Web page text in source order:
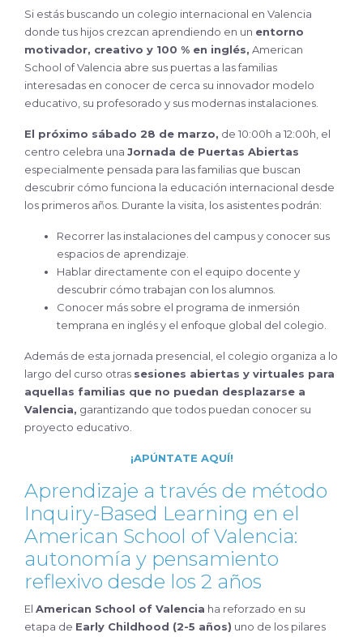
Si estás buscando un colegio internacional en Valencia
donde tus hijos crezcan aprendiendo en un entorno
motivador, creativo y 100 % en inglés, American
School of Valencia abre sus puertas a las familias
interesadas en conocer de cerca su innovador modelo
educativo, su profesorado y sus modernas instalaciones.
El próximo sábado 28 de marzo, de 10:00h a 12:00h, el
centro celebra una Jornada de Puertas Abiertas
especialmente pensada para las familias que buscan
descubrir cómo funciona la educación internacional desde
los primeros años. Durante la visita, los asistentes podrán:
Recorrer las instalaciones del campus y conocer sus
espacios de aprendizaje.
Hablar directamente con el equipo docente y
descubrir cómo trabajan con los alumnos.
Conocer más sobre el programa de inmersión
temprana en inglés y el enfoque global del colegio.
Además de esta jornada presencial, el colegio organiza a lo
largo del curso otras sesiones abiertas y virtuales para
aquellas familias que no puedan desplazarse a
Valencia, garantizando que todos puedan conocer su
proyecto educativo.
¡APÚNTATE AQUÍ!
Aprendizaje a través de método
Inquiry-Based Learning en el
American School of Valencia:
autonomía y pensamiento
reflexivo desde los 2 años
El American School of Valencia ha reforzado en su
etapa de Early Childhood (2-5 años) uno de los pilares